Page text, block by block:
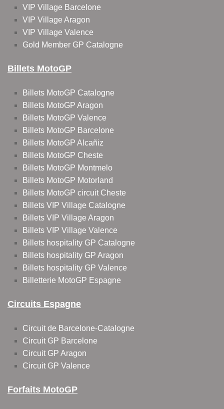
VIP Village Barcelone
VIP Village Aragon
VIP Village Valence
Gold Member GP Catalogne
Billets MotoGP
Billets MotoGP Catalogne
Billets MotoGP Aragon
Billets MotoGP Valence
Billets MotoGP Barcelone
Billets MotoGP Alcañiz
Billets MotoGP Cheste
Billets MotoGP Montmelo
Billets MotoGP Motorland
Billets MotoGP circuit Cheste
Billets VIP Village Catalogne
Billets VIP Village Aragon
Billets VIP Village Valence
Billets hospitality GP Catalogne
Billets hospitality GP Aragon
Billets hospitality GP Valence
Billetterie MotoGP Espagne
Circuits Espagne
Circuit de Barcelone-Catalogne
Circuit GP Barcelone
Circuit GP Aragon
Circuit GP Valence
Forfaits MotoGP